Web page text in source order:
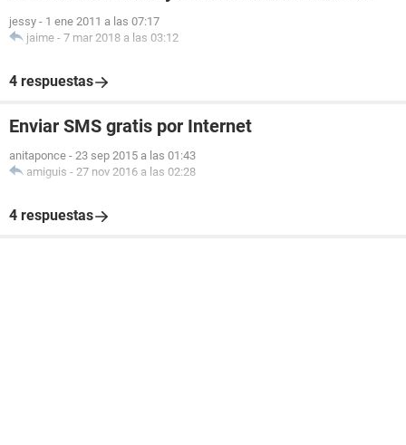
jessy - 1 ene 2011 a las 07:17
jaime - 7 mar 2018 a las 03:12
4 respuestas
Enviar SMS gratis por Internet
anitaponce - 23 sep 2015 a las 01:43
amiguis - 27 nov 2016 a las 02:28
4 respuestas